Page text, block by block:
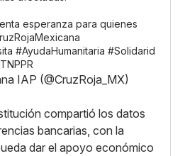
esperanza para quienes
#AyudaHumanitaria #Solidarid
IAP (@CruzRoja_MX)
compartió los datos
bancarias, con la
dar el apoyo económico